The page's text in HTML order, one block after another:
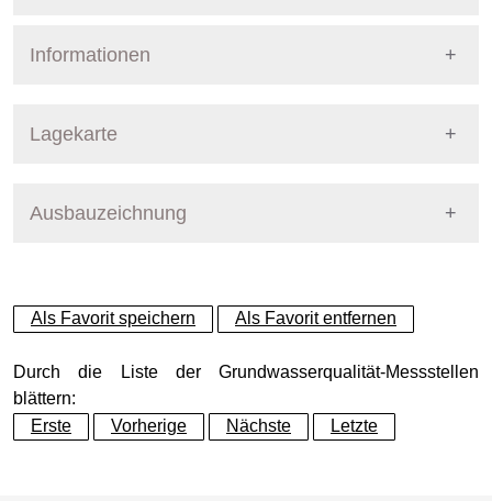
Dynamische Grafik
Informationen
Nummer
Ausprägung GW-Stand
Grundwasserleiter Hauptgrundwasserleiter
Geländeoberkante (GOK)
41.19
Lagekarte
+
Ausbauzeichnung
Als Favorit speichern Als Favorit entfernen
Durch die Liste der Grundwasserqualität-Messstellen
blättern:
Erste
Vorherige Nächste Letzte